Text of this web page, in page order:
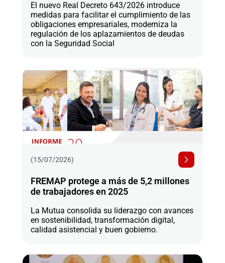
El nuevo Real Decreto 643/2026 introduce
medidas para facilitar el cumplimiento de las
obligaciones empresariales, moderniza la
regulación de los aplazamientos de deudas
con la Seguridad Social
(15/07/2026)
FREMAP protege a más de 5,2 millones
de trabajadores en 2025
La Mutua consolida su liderazgo con avances
en sostenibilidad, transformación digital,
calidad asistencial y buen gobierno.